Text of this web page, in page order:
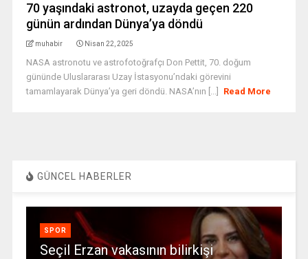
70 yaşındaki astronot, uzayda geçen 220
günün ardından Dünya’ya döndü
muhabir Nisan 22, 2025
NASA astronotu ve astrofotoğrafçı Don Pettit, 70. doğum
gününde Uluslararası Uzay İstasyonu’ndaki görevini
tamamlayarak Dünya’ya geri döndü. NASA’nın [...]
Read More
GÜNCEL HABERLER
SPOR
Seçil Erzan vakasının bilirkişi